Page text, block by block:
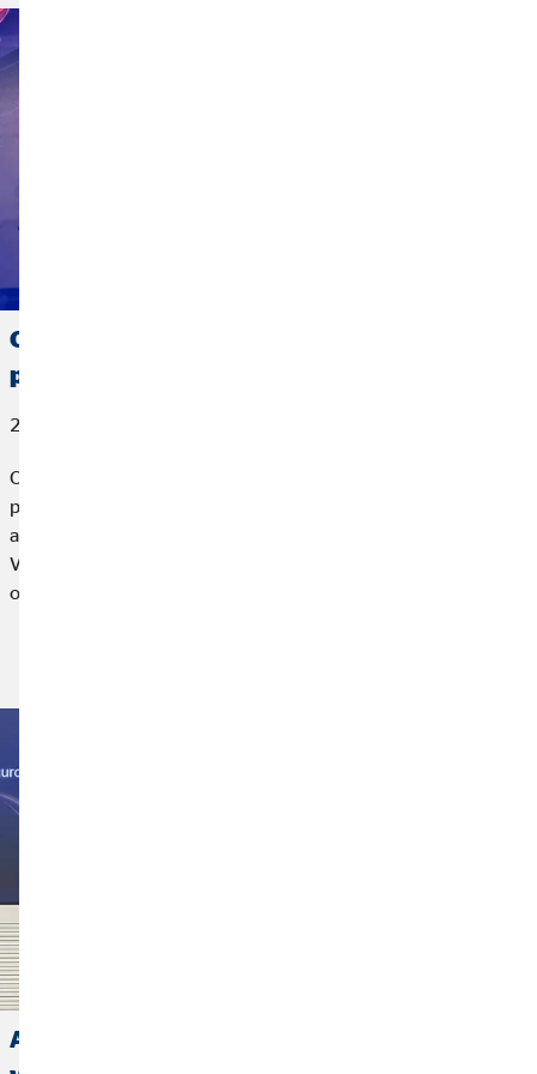
OVB España, reconocida por AXA con el
premio a la Mejor Gestión de Vida
27 de marzo de 2026
OVB España, compañía líder en planificación financiera para
particulares, ha sido reconocida por AXA, la mayor
aseguradora de Europa, con el premio a la Mejor Gestión de
Vida 2025 en el marco de un encuentro profesional
organizado por la aseguradora.
Allianz concede el premio a Mejor Agente